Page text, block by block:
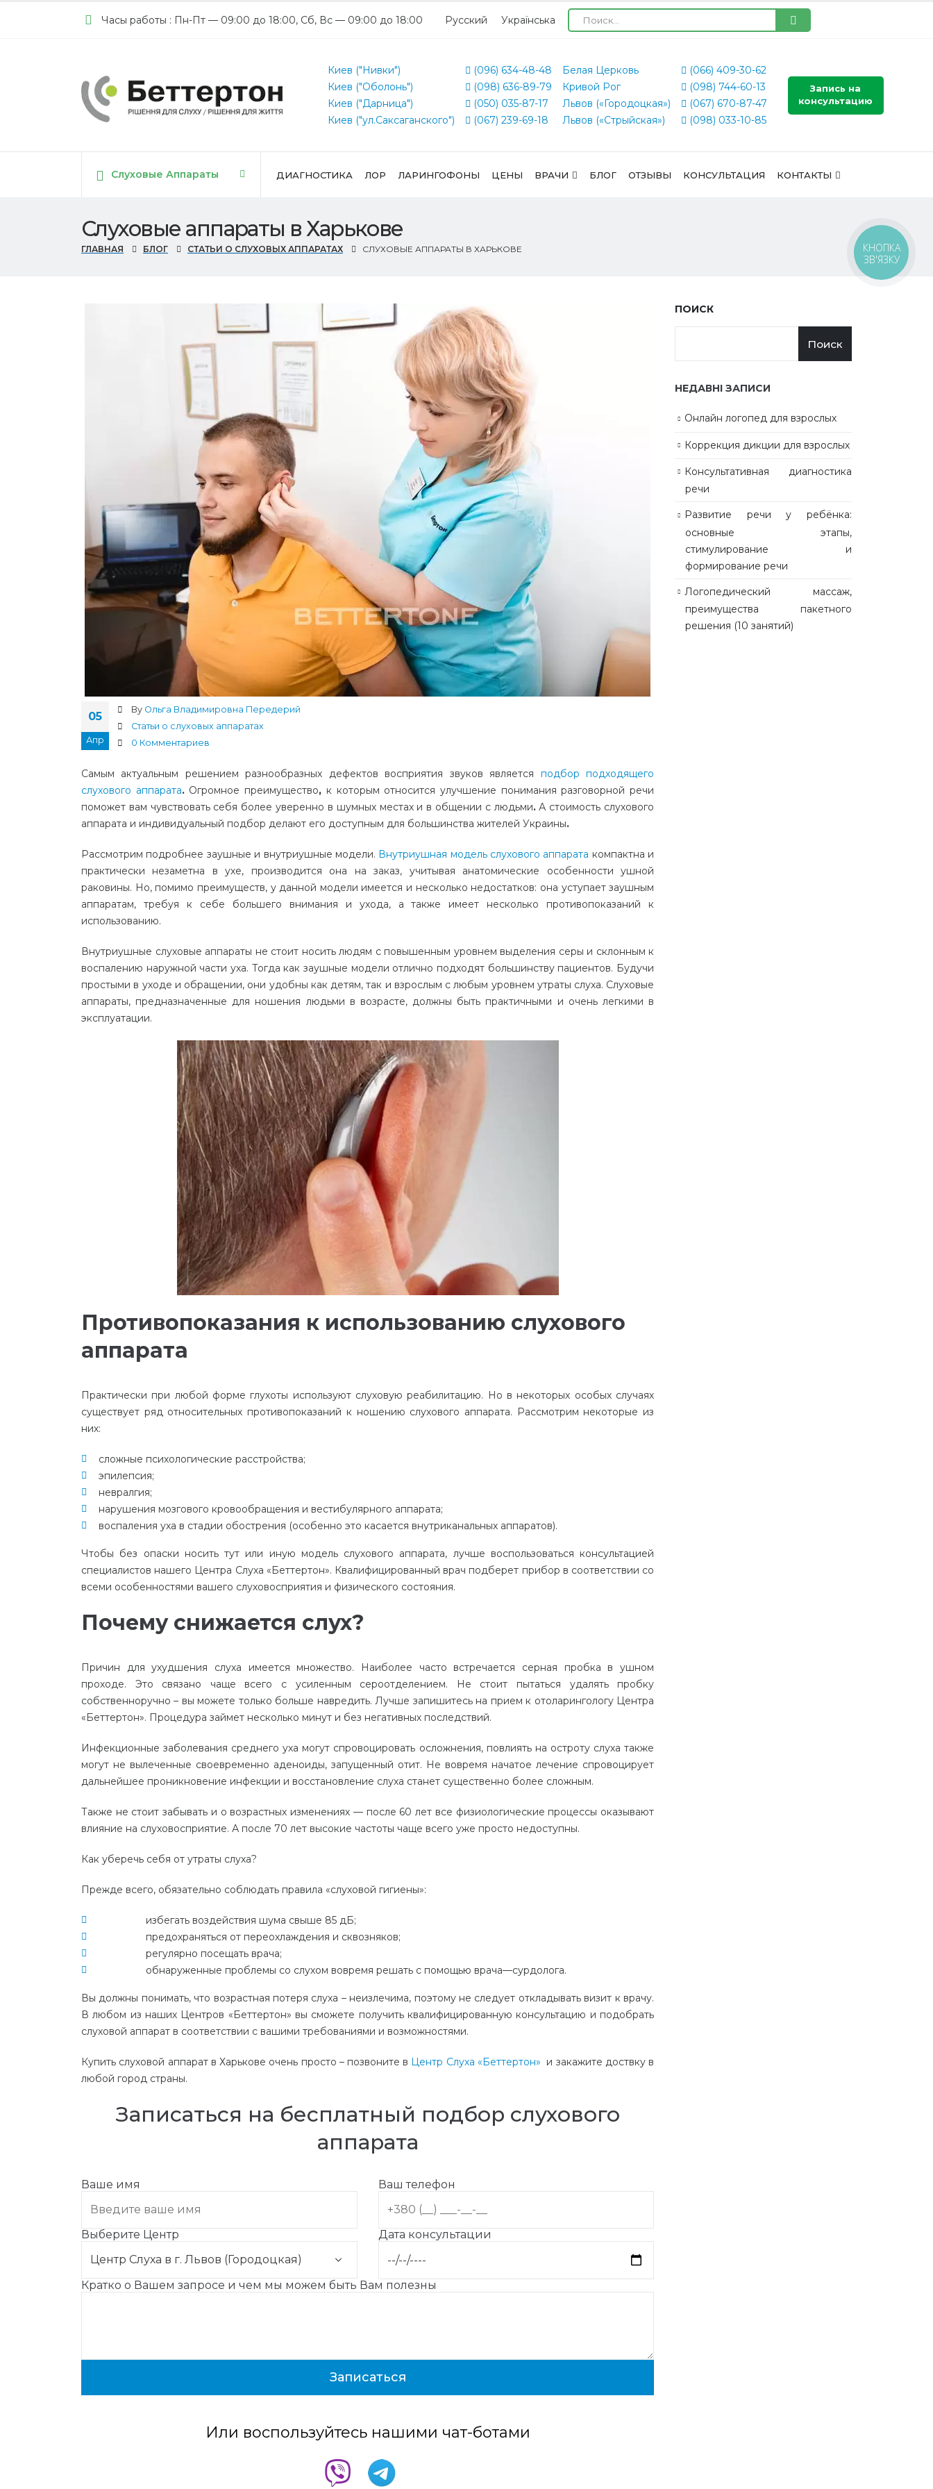
Часы работы : Пн-Пт — 09:00 до 18:00, Сб, Вс — 09:00 до 18:00 Русский Українська
Киев ("Нивки")
Киев ("Оболонь")
Киев ("Дарница")
Киев ("ул.Саксаганского")
(096) 634-48-48
(098) 636-89-79
(050) 035-87-17
(067) 239-69-18
Белая Церковь
Кривой Рог
Львов («Городоцкая»)
Львов («Стрыйская»)
(066) 409-30-62
(098) 744-60-13
(067) 670-87-47
(098) 033-10-85
Запись на
консультацию
Cлуховые Аппараты ДИАГНОСТИКА ЛОР ЛАРИНГОФОНЫ ЦЕНЫ ВРАЧИ БЛОГ ОТЗЫВЫ КОНСУЛЬТАЦИЯ КОНТАКТЫ
Слуховые аппараты в Харькове
ГЛАВНАЯ БЛОГ СТАТЬИ О СЛУХОВЫХ АППАРАТАХ СЛУХОВЫЕ АППАРАТЫ В ХАРЬКОВЕ
05
Апр
By Ольга Владимировна Передерий
Статьи о слуховых аппаратах
0 Комментариев
Самым актуальным решением разнообразных дефектов восприятия звуков является подбор подходящего
слухового аппарата. Огромное преимущество, к которым относится улучшение понимания разговорной речи
поможет вам чувствовать себя более уверенно в шумных местах и в общении с людьми.А стоимость слухового
аппарата и индивидуальный подбор делают его доступным для большинства жителей Украины.
Рассмотрим подробнее заушные и внутриушные модели. Внутриушная модель слухового аппарата компактна и
практически
незаметна в ухе, производится она на заказ, учитывая анатомические особенности
ушной
раковины. Но, помимо преимуществ, у данной модели имеется и несколько недостатков: она уступает заушным
аппаратам, требуя к себе большего внимания и ухода, а также имеет несколько противопоказаний
к
использованию.
Внутриушные слуховые аппараты не стоит носить людям с повышенным уровнем выделения серы и склонным к
воспалению наружной части уха. Тогда как заушные модели отлично подходят большинству пациентов. Будучи
простыми в уходе и обращении, они удобны как детям,так и взрослым с любым уровнем утраты слуха. Слуховые
аппараты, предназначенные для ношения людьми в возрасте, должны быть практичными и очень легкими в
эксплуатации.
Противопоказания к использованию слухового
аппарата
Практически при любой форме глухоты используют слуховую реабилитацию. Но в некоторых особых случаях
существует ряд относительных противопоказаний к ношению слухового аппарата. Рассмотрим некоторые из
них:
сложные психологические расстройства;
эпилепсия;
невралгия;
нарушения мозгового кровообращения и вестибулярного аппарата;
воспаления уха в стадии обострения (особенно это касается внутриканальных аппаратов).
Чтобы без опаски носить тут или иную модель слухового аппарата, лучше воспользоваться консультацией
специалистов нашего Центра Слуха «Беттертон». Квалифицированный врач подберет прибор в соответствии со
всеми особенностями вашего слуховосприятия и физического состояния.
Почему снижается слух?
Причин для ухудшения слуха имеется множество. Наиболее часто встречается серная пробка в
ушном
проходе. Это связано чаще всего с усиленным сероотделением. Не стоит пытаться удалять
пробку
собственноручно – вы можете только больше навредить.Лучше запишитесь на прием к отоларингологу Центра
«Беттертон». Процедура займет несколько минут и без негативных последствий.
Инфекционные заболевания среднего уха могут спровоцировать осложнения, повлиять на остроту слуха также
могут не вылеченные своевременно аденоиды, запущенный отит. Не вовремя начатое лечение спровоцирует
дальнейшее проникновение инфекции и восстановление слуха станет существенно более сложным.
Также не стоит забывать и о возрастных изменениях — после 60 лет все физиологические процессы оказывают
влияние на слуховосприятие. А после 70 лет высокие частоты чаще всего уже просто недоступны.
Как уберечь себя от утраты слуха?
Прежде всего, обязательно соблюдать правила «слуховой гигиены»:
избегать воздействия шума свыше 85 дБ;
предохраняться от переохлаждения и сквозняков;
регулярно посещать врача;
обнаруженные проблемы со слухом вовремя решать с помощью врача—сурдолога.
Вы должны понимать, что возрастная потеря слуха – неизлечима, поэтому не следует откладывать визит к врачу.
В любом из наших Центров «Беттертон» вы сможете получить квалифицированную консультацию и подобрать
слуховой аппарат в соответствии с вашими требованиями и возможностями.
Купить слуховой аппарат в Харькове очень просто – позвоните в Центр Слуха «Беттертон» и закажите доствку в
любой город страны.
Записаться на бесплатный подбор слухового
аппарата
Ваше имя Ваш телефон
Выберите Центр Дата консультации
Кратко о Вашем запросе и чем мы можем быть Вам полезны
Или воспользуйтесь нашими чат-ботами
ПОИСК
Поиск
НЕДАВНІ ЗАПИСИ
Онлайн логопед для взрослых
Коррекция дикции для взрослых
Консультативная диагностика
речи
Развитие речи у ребёнка:
основные этапы,
стимулирование и
формирование речи
Логопедический массаж,
преимущества пакетного
решения (10 занятий)
КНОПКА
ЗВ'ЯЗКУ